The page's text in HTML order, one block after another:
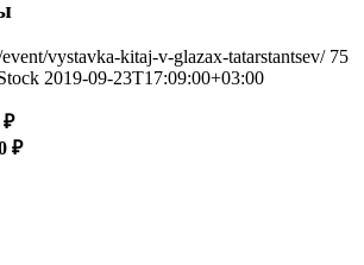
vystavka-kitaj-v-glazax-tatarstantsev/ 75
2019-09-23T17:09:00+03:00
₽
₽